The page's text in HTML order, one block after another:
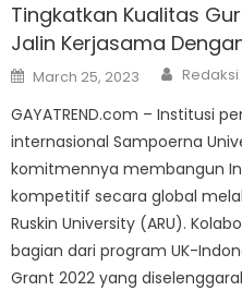
Tingkatkan Kualitas
Jalin Kerjasama
Posted
on
March 25, 2023 Author
Redaksi
GAYATREND.com – Institusi
internasional Sampoerna
komitmennya membangun
kompetitif secara global
Ruskin University (ARU).
bagian dari program UK-
Grant 2022 yang